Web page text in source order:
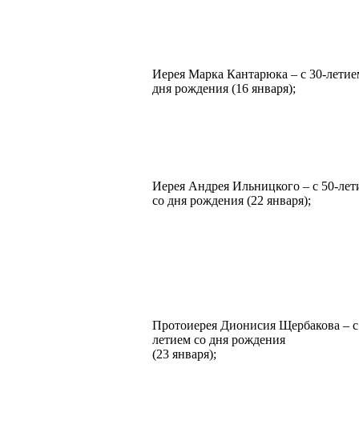
Иерея Марка Кантарюка – с 30-
дня рождения (16 января);
Иерея Андрея Ильницкого – с 50-
со дня рождения (22 января);
Протоиерея Дионисия Щербакова –
летием со дня рождения
(23 января);